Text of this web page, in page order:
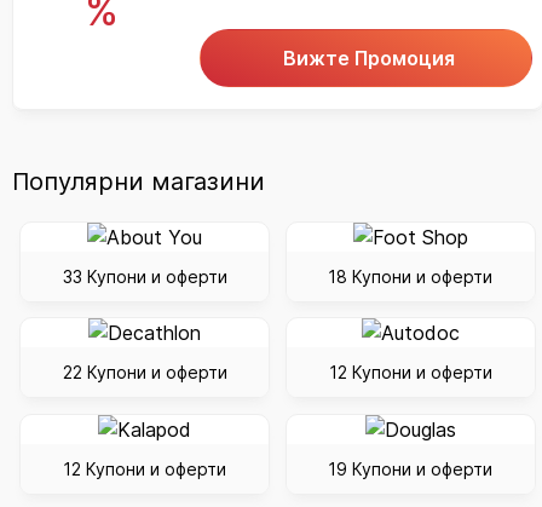
Вижте Промоция
Популярни магазини
33 Купони и оферти 18 Купони и оферти
22 Купони и оферти 12 Купони и оферти
12 Купони и оферти 19 Купони и оферти